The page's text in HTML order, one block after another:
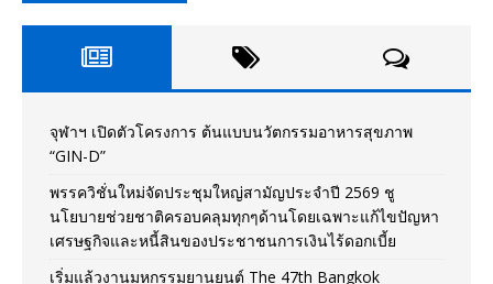
จุฬาฯ เปิดตัวโครงการ ต้นแบบนวัตกรรมอาหารสุขภาพ
“GIN-D”
พรรควิชั่นใหม่จัดประชุมใหญ่สามัญประจำปี 2569 ชู
นโยบายช่วยชาติครอบคลุมทุกๆด้านโดยเฉพาะแก้ไขปัญหา
เศรษฐกิจและหนี้สินของประชาชนการเงินไร้ดอกเบี้ย
เริ่มแล้วงานมหกรรมยานยนต์ The 47th Bangkok